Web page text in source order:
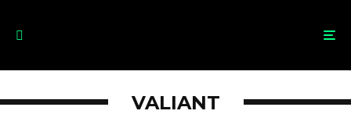
VALIANT